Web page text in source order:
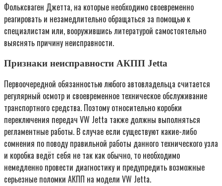
Фольксваген Джетта, на которые необходимо своевременно
реагировать и незамедлительно обращаться за помощью к
специалистам или, вооружившись литературой самостоятельно
выяснять причину неисправности.
Признаки неисправности АКПП Jetta
Первоочередной обязанностью любого автовладельца считается
регулярный осмотр и своевременное техническое обслуживание
транспортного средства. Поэтому относительно коробки
переключения передач VW Jetta также должны выполняться
регламентные работы. В случае если существуют какие-либо
сомнения по поводу правильной работы данного технического узла
и коробка ведёт себя не так как обычно, то необходимо
немедленно провести диагностику и предупредить возможные
серьезные поломки АКПП на модели VW Jetta.